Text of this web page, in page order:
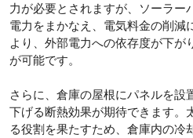
力が必要とされますが、ソーラー
電力をまかなえ、電気料金の削減
より、外部電力への依存度が下が
が可能です。
さらに、倉庫の屋根にパネルを設
下げる断熱効果が期待できます。
る役割を果たすため、倉庫内の冷